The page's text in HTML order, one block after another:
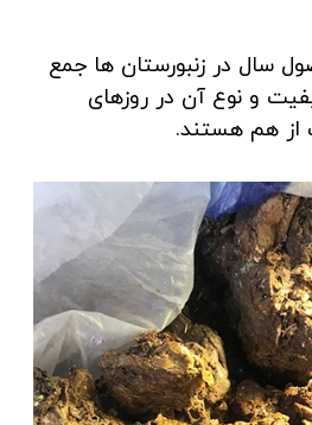
سال در زنبورستان ها جمع
و نوع آن در روزهای
از هم هستند.